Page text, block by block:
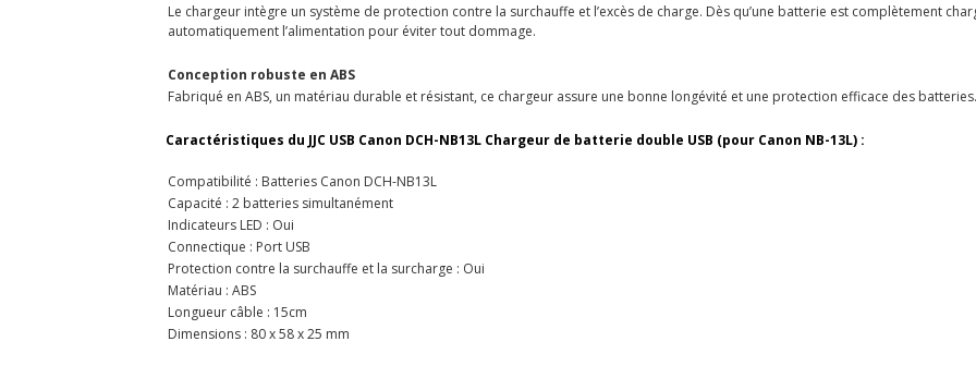
Le chargeur intègre un système de protection contre la surchauffe et l’excès de charge. Dès qu’une batterie est complètement
automatiquement l’alimentation pour éviter tout dommage.
Conception robuste en ABS
Fabriqué en ABS, un matériau durable et résistant, ce chargeur assure une bonne longévité et une protection efficace des batteries.
Caractéristiques du JJC USB Canon DCH-NB13L Chargeur de batterie double USB (pour Canon NB-13L) :
Compatibilité : Batteries Canon DCH-NB13L
Capacité : 2 batteries simultanément
Indicateurs LED : Oui
Connectique : Port USB
Protection contre la surchauffe et la surcharge : Oui
Matériau : ABS
Longueur câble : 15cm
Dimensions : 80 x 58 x 25 mm